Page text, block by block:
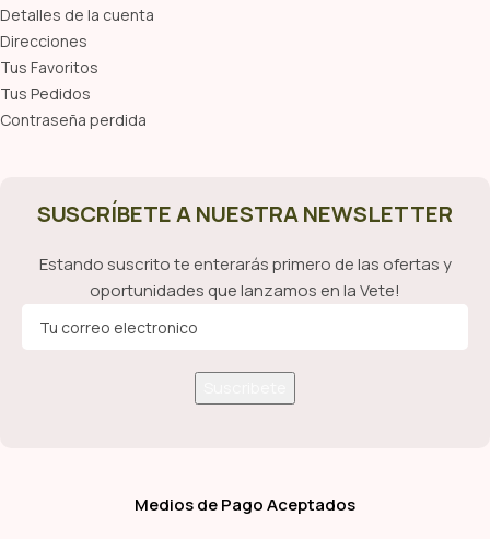
Detalles de la cuenta
Direcciones
Tus Favoritos
Tus Pedidos
Contraseña perdida
SUSCRÍBETE A NUESTRA NEWSLETTER
Estando suscrito te enterarás primero de las ofertas y
oportunidades que lanzamos en la Vete!
Medios de Pago Aceptados